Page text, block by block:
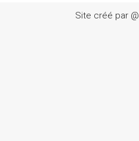
Site créé par @